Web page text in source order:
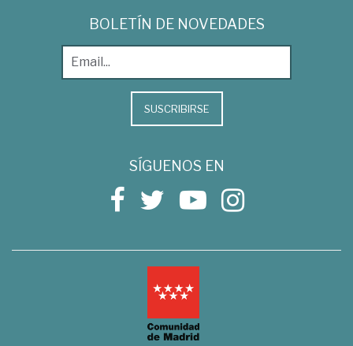
BOLETÍN DE NOVEDADES
SUSCRIBIRSE
SÍGUENOS EN